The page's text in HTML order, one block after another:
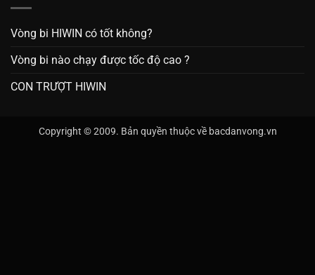
Vòng bi HIWIN có tốt không?
Vòng bi nào chạy được tốc độ cao ?
CON TRƯỢT HIWIN
Copyright © 2009. Bản quyền thuộc về bacdanvong.vn